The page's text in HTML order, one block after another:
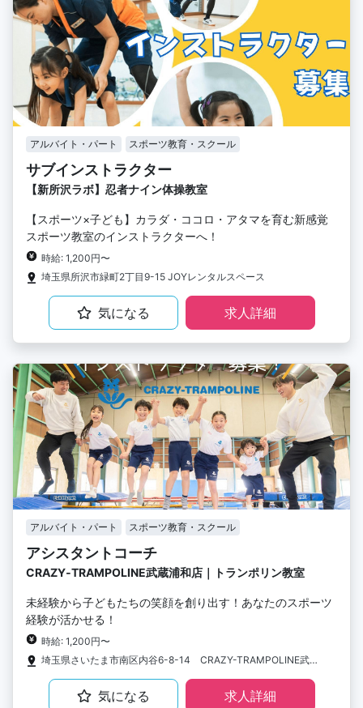
アルバイト・パート スポーツ教育・スクール
サブインストラクター
【新所沢ラボ】忍者ナイン体操教室
【スポーツ×子ども】カラダ・ココロ・アタマを育む新感覚
スポーツ教室のインストラクターへ！
時給: 1,200円〜
埼玉県所沢市緑町2丁目9-15 JOYレンタルスペース
気になる 求人詳細
アルバイト・パート スポーツ教育・スクール
アシスタントコーチ
CRAZY‐TRAMPOLINE武蔵浦和店｜トランポリン教室
未経験から子どもたちの笑顔を創り出す！あなたのスポーツ
経験が活かせる！
時給: 1,200円〜
埼玉県さいたま市南区内谷6-8-14 CRAZY-TRAMPOLINE武蔵浦和店
気になる 求人詳細